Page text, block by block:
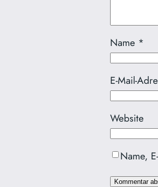
Name *
E-Mail-
Website
Name,